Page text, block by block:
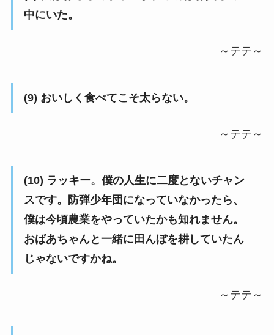
中にいた。
～テテ～
(9) おいしく食べてこそ太らない。
～テテ～
(10) ラッキー。僕の人生に二度とないチャン
スです。防弾少年団になっていなかったら、
僕は今頃農業をやっていたかも知れません。
おばあちゃんと一緒に田んぼを耕していたん
じゃないですかね。
～テテ～